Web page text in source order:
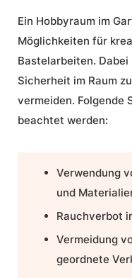
Ein Hobbyraum im
Möglichkeiten für
Bastelarbeiten.
Sicherheit im Raum
vermeiden. Folgende
beachtet werden:
Verwendung
und
Rauchverbot
Vermeidung
geordnete